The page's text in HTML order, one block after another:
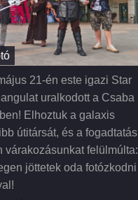
21-én este igazi Star
uralkodott a Csaba
Elhoztuk a galaxis
útitársát, és a fogadtatás
várakozásunkat felülmúlta:
jöttetek oda fotózkodni